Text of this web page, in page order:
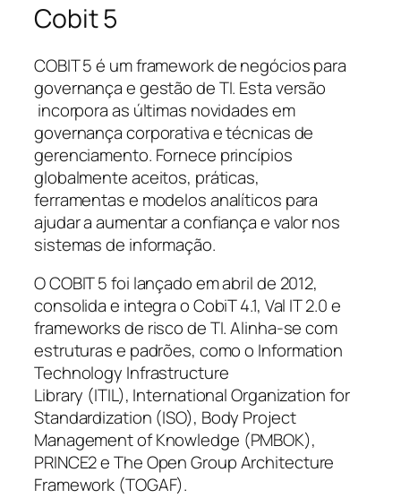
Cobit 5
COBIT 5 é um framework de negócios para
governança e gestão de TI. Esta versão
incorpora as últimas novidades em
governança corporativa e técnicas de
gerenciamento. Fornece princípios
globalmente aceitos, práticas,
ferramentas e modelos analíticos para
ajudar a aumentar a confiança e valor nos
sistemas de informação.
O COBIT 5 foi lançado em abril de 2012,
consolida e integra o CobiT 4.1, Val IT 2.0 e
frameworks de risco de TI. Alinha-se com
estruturas e padrões, como o Information
Technology Infrastructure
Library (ITIL), International Organization for
Standardization (ISO), Body Project
Management of Knowledge (PMBOK),
PRINCE2 eThe Open Group Architecture
Framework (TOGAF).